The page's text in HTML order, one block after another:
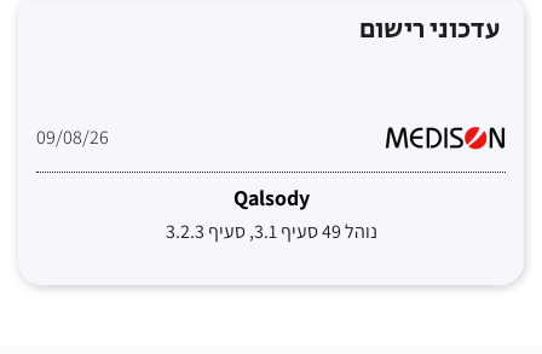
עדכוני רישום
09/08/26
Qalsody
נוהל 49 סעיף 3.1, סעיף 3.2.3